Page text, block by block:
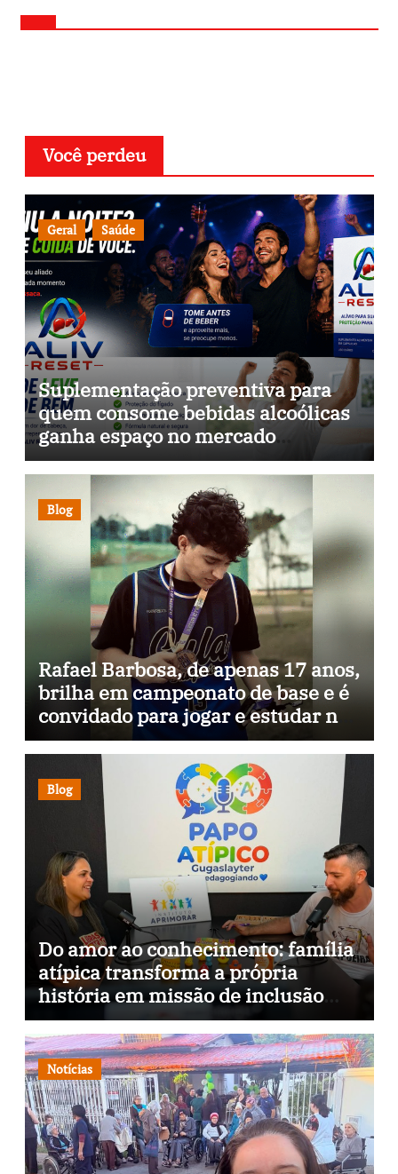
Você perdeu
Geral Saúde
Suplementação preventiva para
quem consome bebidas alcoólicas
ganha espaço no mercado
brasileiro
Blog
Rafael Barbosa, de apenas 17 anos,
brilha em campeonato de base e é
convidado para jogar e estudar na
Itália
Blog
Do amor ao conhecimento: família
atípica transforma a própria
história em missão de inclusão
através da psicopedagogia, podcast
e arte nas ruas
Notícias